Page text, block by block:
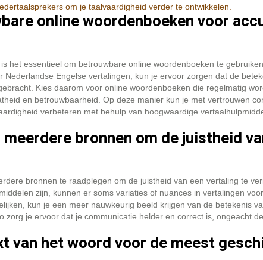
om je taalvaardigheid verder te ontwikkelen.
online woordenboeken voor
het essentieel om betrouwbare online woordenboeken te
Nederlandse Engelse vertalingen, kun je ervoor zorgen dat de
Kies daarom voor online woordenboeken die regelmatig
en betrouwbaarheid. Op deze manier kun je met vertrouwen
verbeteren met behulp van hoogwaardige
bronnen om de juistheid
bronnen te raadplegen om de juistheid van een vertaling te
zijn, kunnen er soms variaties of nuances in vertalingen
kun je een meer nauwkeurig beeld krijgen van de betekenis
zorg je ervoor dat je communicatie helder en correct is, ongeacht
van het woord voor de meest